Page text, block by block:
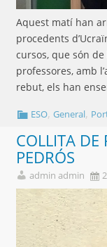
Aquest matí han
procedents
cursos, que són
professores, amb
rebut, els han
ESO,General,
COLLITA DE
PEDRÓS
admin admin